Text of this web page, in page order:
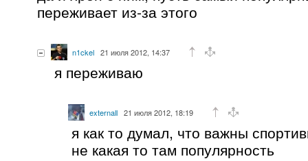
переживает из-за этого
n1ckel 21 июля 2012, 14:37
я переживаю
externall 21 июля 2012, 18:19
я как то думал, что важны
не какая то там популярность